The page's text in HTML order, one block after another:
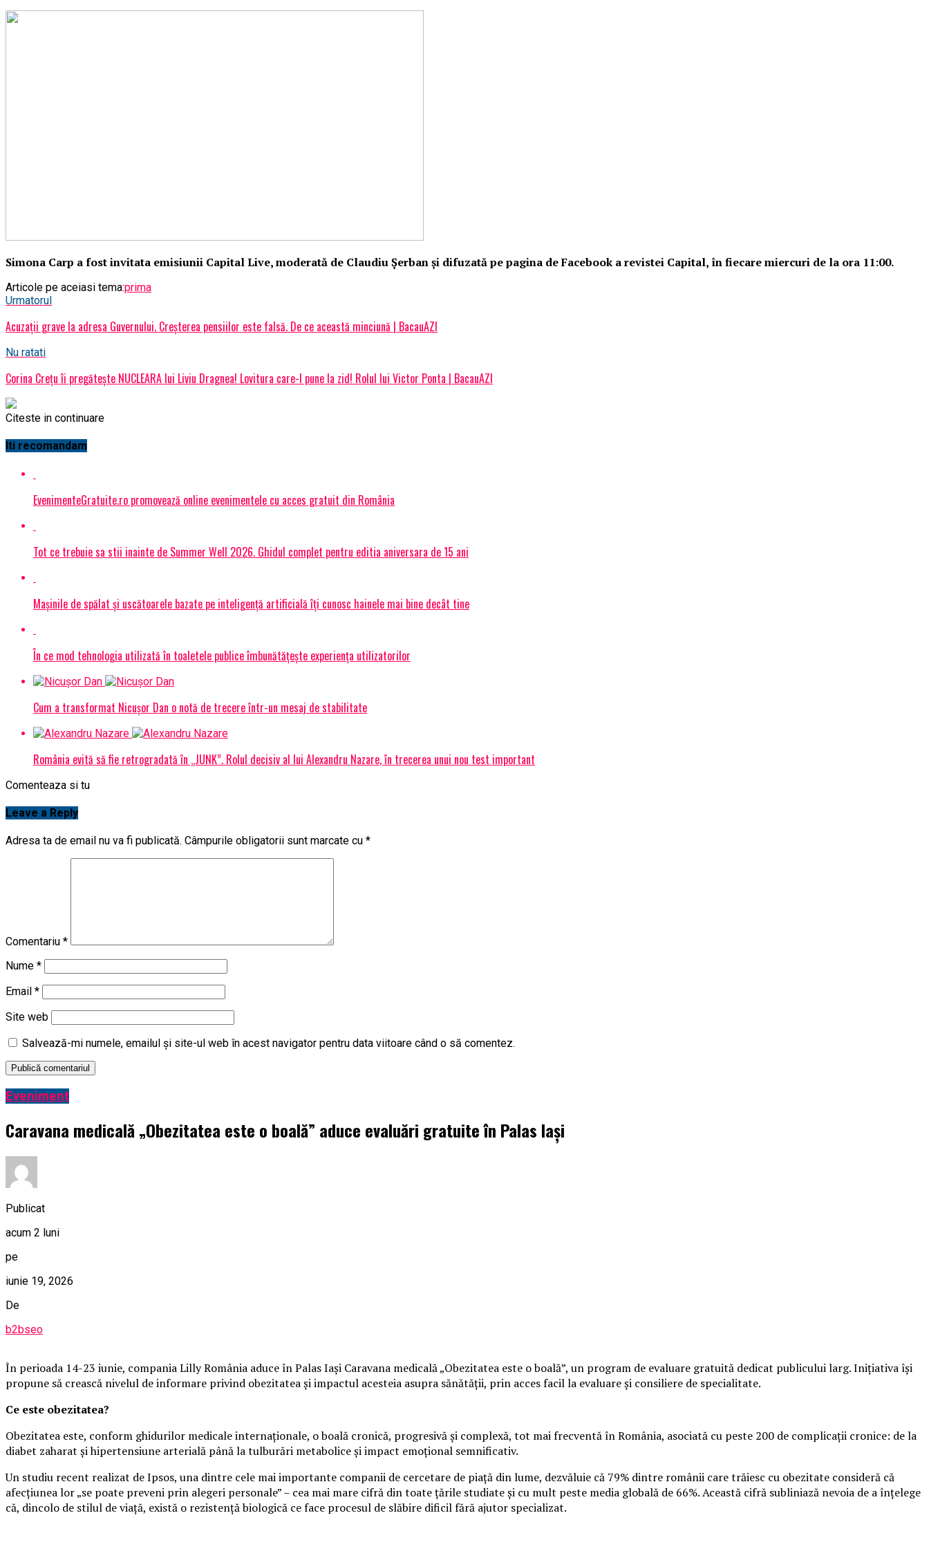
Simona Carp a fost invitata emisiunii Capital Live, moderată de Claudiu Șerban şi difuzată pe pagina de Facebook a revistei Capital, în fiecare miercuri de la ora 11:00.
Articole pe aceiasi tema:prima
Urmatorul
Acuzații grave la adresa Guvernului. Creșterea pensiilor este falsă. De ce această minciună | BacauAZI
Nu ratati
Corina Crețu îi pregătește NUCLEARA lui Liviu Dragnea! Lovitura care-l pune la zid! Rolul lui Victor Ponta | BacauAZI
Citeste in continuare
Iti recomandam
EvenimenteGratuite.ro promovează online evenimentele cu acces gratuit din România
Tot ce trebuie sa stii inainte de Summer Well 2026. Ghidul complet pentru editia aniversara de 15 ani
Mașinile de spălat și uscătoarele bazate pe inteligență artificială îți cunosc hainele mai bine decât tine
În ce mod tehnologia utilizată în toaletele publice îmbunătățește experiența utilizatorilor
Cum a transformat Nicușor Dan o notă de trecere într-un mesaj de stabilitate
România evită să fie retrogradată în „JUNK”. Rolul decisiv al lui Alexandru Nazare, în trecerea unui nou test important
Comenteaza si tu
Leave a Reply
Adresa ta de email nu va fi publicată. Câmpurile obligatorii sunt marcate cu *
Comentariu *
Nume *
Email *
Site web
Salvează-mi numele, emailul și site-ul web în acest navigator pentru data viitoare când o să comentez.
Eveniment
Caravana medicală „Obezitatea este o boală” aduce evaluări gratuite în Palas Iași
Publicat
acum 2 luni
pe
iunie 19, 2026
De
b2bseo
În perioada 14-23 iunie, compania Lilly România aduce în Palas Iași Caravana medicală „Obezitatea este o boală”, un program de evaluare gratuită dedicat publicului larg. Inițiativa își
propune să crească nivelul de informare privind obezitatea și impactul acesteia asupra sănătății, prin acces facil la evaluare și consiliere de specialitate.
Ce este obezitatea?
Obezitatea este, conform ghidurilor medicale internaționale, o boală cronică, progresivă și complexă, tot mai frecventă în România, asociată cu peste 200 de complicații cronice: de la
diabet zaharat și hipertensiune arterială până la tulburări metabolice și impact emoțional semnificativ.
Un studiu recent realizat de Ipsos, una dintre cele mai importante companii de cercetare de piață din lume, dezvăluie că 79% dintre românii care trăiesc cu obezitate consideră că
afecțiunea lor „se poate preveni prin alegeri personale” – cea mai mare cifră din toate țările studiate și cu mult peste media globală de 66%. Această cifră subliniază nevoia de a înțelege
că, dincolo de stilul de viață, există o rezistență biologică ce face procesul de slăbire dificil fără ajutor specializat.